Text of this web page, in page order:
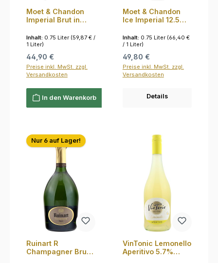
Moet & Chandon
Imperial Brut in
ng 12.5% 0,75l
Inhalt: 0.75 Liter (59,87 € /
1 Liter)
Regulärer Preis:
44,90 €
Preise inkl. MwSt. zzgl.
Versandkosten
In den Warenkorb
Moet & Chandon
Ice Imperial 12.5%
Inhalt: 0.75 Liter (66,40 €
/ 1 Liter)
Regulärer Preis:
49,80 €
Preise inkl. MwSt. zzgl.
Versandkosten
Details
Nur 6 auf Lager!
Ruinart R
Champagner Brut
VinTonic Lemonello
Aperitivo 5.7%